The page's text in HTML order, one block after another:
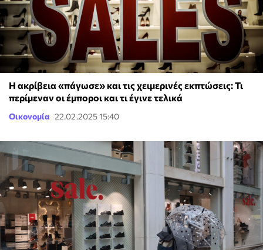
Η ακρίβεια «πάγωσε» και τις χειμερινές εκπτώσεις: Τι
περίμεναν οι έμποροι και τι έγινε τελικά
Οικονομία 22.02.2025 15:40